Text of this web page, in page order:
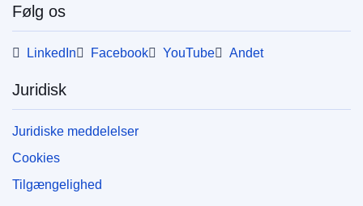
Følg os
LinkedIn Facebook YouTube Andet
Juridisk
Juridiske meddelelser
Cookies
Tilgængelighed